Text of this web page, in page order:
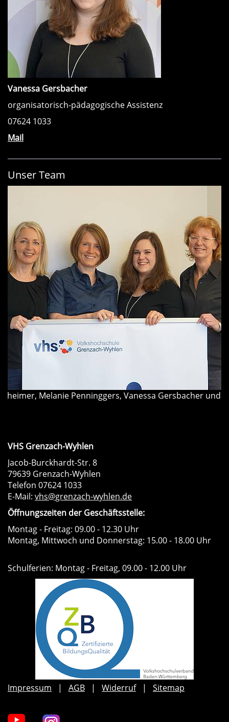
Vanessa Gersbacher
organisatorisch-pädagogische Assistenz
07624 1033
Mail
Unser Team
Melanie Penninggers, Vanessa Gersbacher und
VHS Grenzach-Wyhlen
Jacob-Burckhardt-Str. 8
79639 Grenzach-Wyhlen
Telefon 07624 1033
E-Mail: vhs@grenzach-wyhlen.de
Öffnungszeiten der Geschäftsstelle:
Montag - Freitag: 09.00 - 12.30 Uhr
Montag, Mittwoch und Donnerstag: 15.00 - 18.00 Uhr
Schulferien: Montag - Freitag, 09.00 - 12.00 Uhr
Impressum AGB Widerruf Sitemap